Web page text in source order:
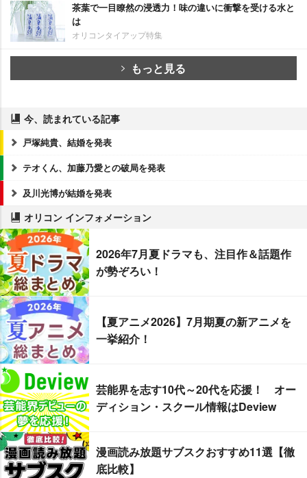
茶葉で一目瞭然の浸透力！味の違いに衝撃を受ける水と
は
オリコンタイアップ特集
もっと見る
今、読まれている記事
戸塚純貴、結婚を発表
テオくん、加藤乃愛との破局を発表
及川光博が結婚を発表
オリコン インフォメーション
2026年7月夏ドラマも、注目作＆話題作
が勢ぞろい！
【夏アニメ2026】7月期夏の新アニメを
一挙紹介！
芸能界を志す10代～20代を応援！ オー
ディション・スクール情報はDeview
漫画読み放題サブスクおすすめ11選【徹
底比較】